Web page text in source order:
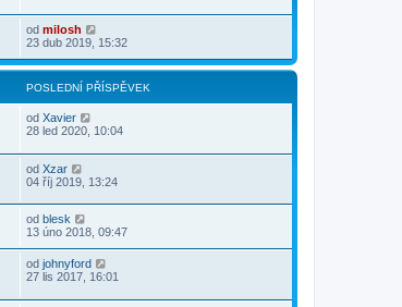
od milosh
23 dub 2019, 15:32
POSLEDNÍ PŘÍSPĚVEK
od Xavier
28 led 2020, 10:04
od Xzar
04 říj 2019, 13:24
od blesk
13 úno 2018, 09:47
od johnyford
27 lis 2017, 16:01